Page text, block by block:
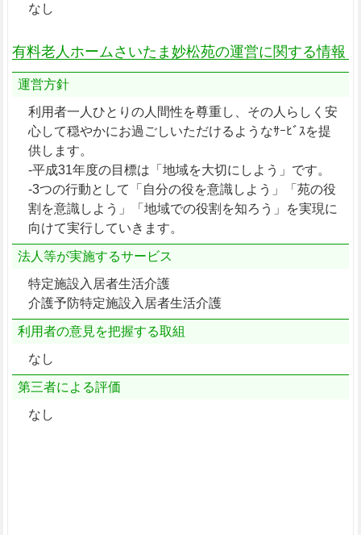
なし
有料老人ホームさいたま妙松苑の運営に関する情報
運営方針
利用者一人ひとりの人間性を尊重し、その人らしく安
心して穏やかにお過ごしいただけるようなｻｰﾋﾞｽを提
供します。
-平成31年度の目標は「地域を大切にしよう」です。
-3つの行動として「自分の役を意識しよう」「苑の役
割を意識しよう」「地域での役割を知ろう」を実現に
向けて実行していきます。
法人等が実施するサービス
特定施設入居者生活介護
介護予防特定施設入居者生活介護
利用者の意見を把握する取組
なし
第三者による評価
なし